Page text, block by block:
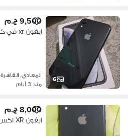
6
9,500 ج.م
ايفون xr في كلام في السعر حلو
المعادي، القاهرة
منذ 3 أيام
8,000 ج.م
ايفون XR اكس آر